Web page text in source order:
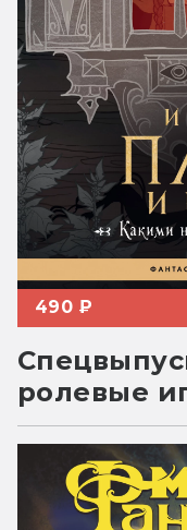
490 ₽
ролевые